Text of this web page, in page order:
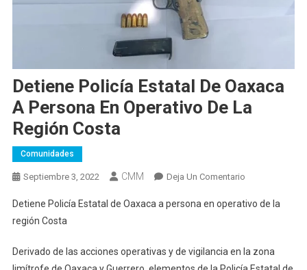
Detiene Policía Estatal De Oaxaca
A Persona En Operativo De La
Región Costa
Comunidades
Septiembre 3, 2022 CMM Deja Un ComentarioEn
Policía
Oaxaca
Detiene Policía Estatal de Oaxaca a persona en operativo de la
región Costa
Derivado de las acciones operativas y de vigilancia en la zona